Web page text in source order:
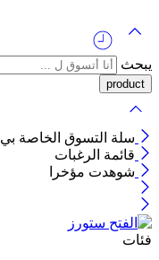
يبحث
سلة التسوق الخاصة بي
قائمة الرغبات
شوهدت مؤخرا
فئات